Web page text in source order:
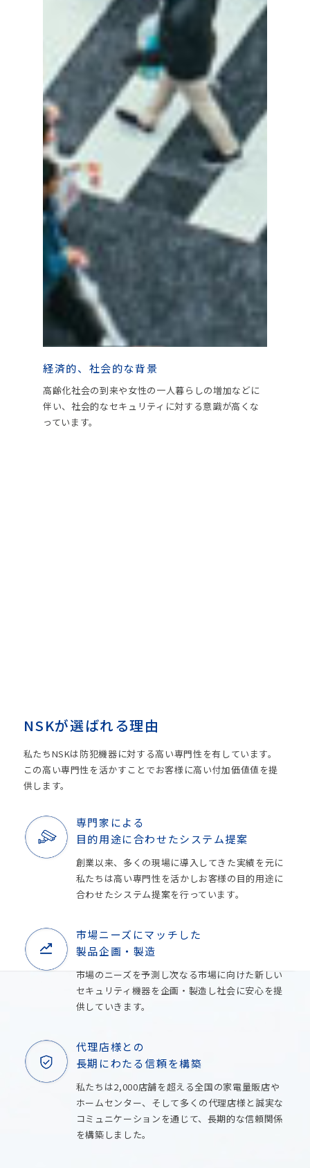
経済的、社会的な背景
高齢化社会の到来や女性の一人暮らしの増加などに
伴い、社会的なセキュリティに対する意識が高くな
っています。
NSKが選ばれる理由
私たちNSKは防犯機器に対する高い専門性を有しています。
この高い専門性を活かすことでお客様に高い付加価値値を提
供します。
専門家による
目的用途に合わせたシステム提案
創業以来、多くの現場に導入してきた実績を元に
私たちは高い専門性を活かしお客様の目的用途に
合わせたシステム提案を行っています。
市場ニーズにマッチした
製品企画・製造
市場のニーズを予測し次なる市場に向けた新しい
セキュリティ機器を企画・製造し社会に安心を提
供していきます。
代理店様との
長期にわたる信頼を構築
私たちは2,000店舗を超える全国の家電量販店や
ホームセンター、そして多くの代理店様と誠実な
コミュニケーションを通じて、長期的な信頼関係
を構築しました。